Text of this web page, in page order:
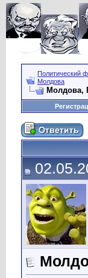
Политический
Молдова
Молдова,